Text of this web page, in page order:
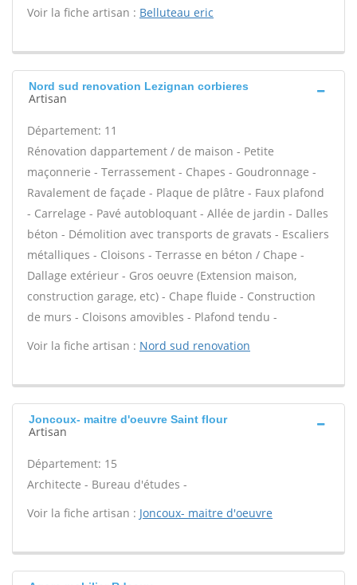
Voir la fiche artisan : Belluteau eric
Nord sud renovation Lezignan corbieres
Artisan
Département: 11
Rénovation dappartement / de maison - Petite
maçonnerie - Terrassement - Chapes - Goudronnage -
Ravalement de façade - Plaque de plâtre - Faux plafond
- Carrelage - Pavé autobloquant - Allée de jardin - Dalles
béton - Démolition avec transports de gravats - Escaliers
métalliques - Cloisons - Terrasse en béton / Chape -
Dallage extérieur - Gros oeuvre (Extension maison,
construction garage, etc) - Chape fluide - Construction
de murs - Cloisons amovibles - Plafond tendu -
Voir la fiche artisan : Nord sud renovation
Joncoux- maitre d'oeuvre Saint flour
Artisan
Département: 15
Architecte - Bureau d'études -
Voir la fiche artisan : Joncoux- maitre d'oeuvre